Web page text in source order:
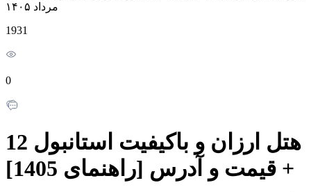
مرداد ۱۴۰۵
1931
0
12 هتل ارزان و باکیفیت استانبول
+ قیمت و آدرس [راهنمای 1405]